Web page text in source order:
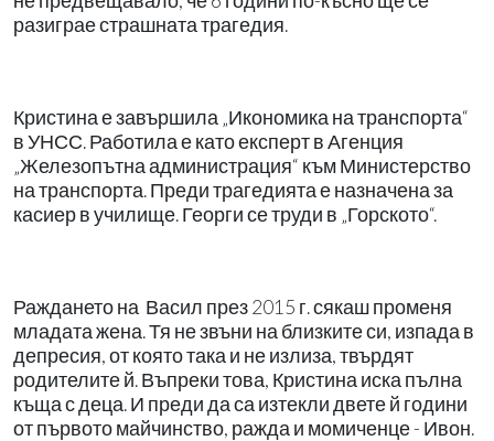
разиграе страшната трагедия.
Кристина е завършила „Икономика на транспорта“
в УНСС. Работила е като експерт в Агенция
„Железопътна администрация“ към Министерство
на транспорта. Преди трагедията е назначена за
касиер в училище. Георги се труди в „Горското“.
Раждането на Васил през 2015 г. сякаш променя
младата жена. Тя не звъни на близките си, изпада в
депресия, от която така и не излиза, твърдят
родителите й. Въпреки това, Кристина иска пълна
къща с деца. И преди да са изтекли двете й години
от първото майчинство, ражда и момиченце - Ивон.